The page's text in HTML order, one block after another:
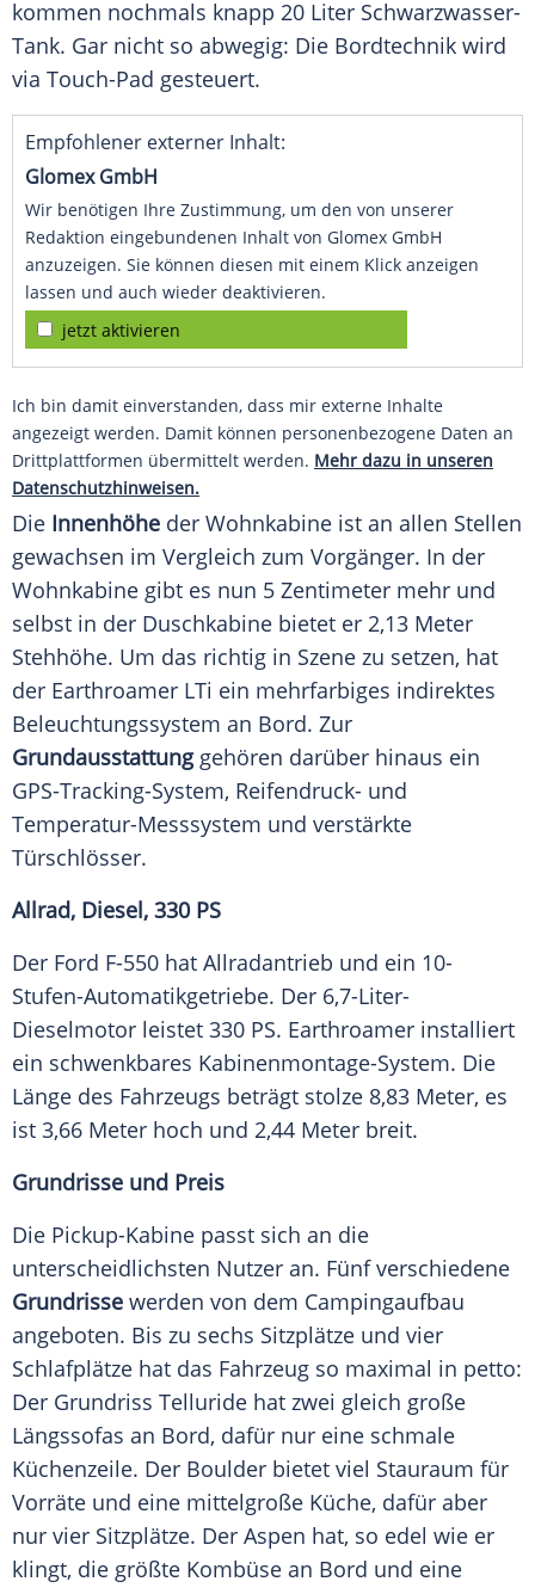
kommen nochmals knapp 20 Liter Schwarzwasser-
Tank. Gar nicht so abwegig: Die Bordtechnik wird
via Touch-Pad gesteuert.
Empfohlener externer Inhalt:
Glomex GmbH
Wir benötigen Ihre Zustimmung, um den von unserer
Redaktion eingebundenen Inhalt von Glomex GmbH
anzuzeigen. Sie können diesen mit einem Klick anzeigen
lassen und auch wieder deaktivieren.
jetzt aktivieren
Ich bin damit einverstanden, dass mir externe Inhalte
angezeigt werden. Damit können personenbezogene Daten an
Drittplattformen übermittelt werden. Mehr dazu in unseren
Datenschutzhinweisen.
Die Innenhöhe der Wohnkabine ist an allen Stellen
gewachsen im Vergleich zum Vorgänger. In der
Wohnkabine gibt es nun 5 Zentimeter mehr und
selbst in der Duschkabine bietet er 2,13 Meter
Stehhöhe. Um das richtig in Szene zu setzen, hat
der Earthroamer LTi ein mehrfarbiges indirektes
Beleuchtungssystem an Bord. Zur
Grundausstattunggehören darüber hinaus ein
GPS-Tracking-System, Reifendruck- und
Temperatur-Messsystem und verstärkte
Türschlösser.
Allrad, Diesel, 330 PS
Der Ford F-550 hat Allradantrieb und ein 10-
Stufen-Automatikgetriebe. Der 6,7-Liter-
Dieselmotor leistet 330 PS. Earthroamer installiert
ein schwenkbares Kabinenmontage-System. Die
Länge des Fahrzeugs beträgt stolze 8,83 Meter, es
ist 3,66 Meter hoch und 2,44 Meter breit.
Grundrisse und Preis
Die Pickup-Kabine passt sich an die
unterscheidlichsten Nutzer an. Fünf verschiedene
Grundrisse werden von dem Campingaufbau
angeboten. Bis zu sechs Sitzplätze und vier
Schlafplätze hat das Fahrzeug so maximal in petto:
Der Grundriss Telluride hat zwei gleich große
Längssofas an Bord, dafür nur eine schmale
Küchenzeile. Der Boulder bietet viel Stauraum für
Vorräte und eine mittelgroße Küche, dafür aber
nur vier Sitzplätze. Der Aspen hat, so edel wie er
klingt, die größte Kombüse an Bord und eine